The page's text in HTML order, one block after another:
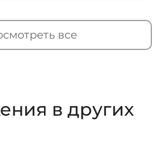
все
в других